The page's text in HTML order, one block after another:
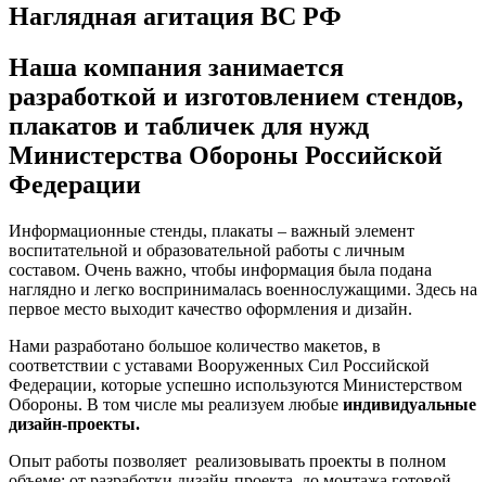
Наглядная агитация ВС РФ
Наша компания занимается
разработкой и изготовлением стендов,
плакатов и табличек для нужд
Министерства Обороны Российской
Федерации
Информационные стенды, плакаты – важный элемент
воспитательной и образовательной работы с личным
составом. Очень важно, чтобы информация была подана
наглядно и легко воспринималась военнослужащими. Здесь на
первое место выходит качество оформления и дизайн.
Нами разработано большое количество макетов, в
соответствии с уставами Вооруженных Сил Российской
Федерации, которые успешно используются Министерством
Обороны. В том числе мы реализуем любые индивидуальные
дизайн-проекты.
Опыт работы позволяет реализовывать проекты в полном